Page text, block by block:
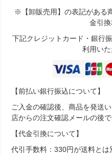
※【卸販売用】の表記がある
金引
下記クレジットカード・銀行
利用いた
【前払い銀行振込について】
ご入金の確認後、商品を発送
店からの注文確認メールの後で
【代金引換について】
代引手数料：330円が送料とは